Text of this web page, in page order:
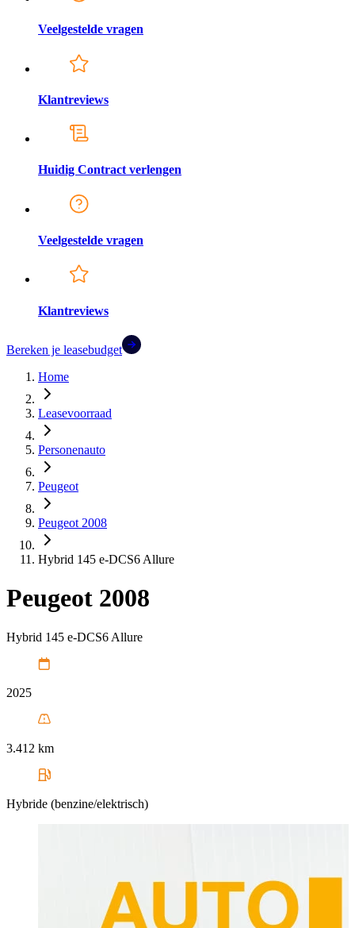
Veelgestelde vragen
Klantreviews
Huidig Contract verlengen
Veelgestelde vragen
Klantreviews
Bereken je leasebudget
Home
Leasevoorraad
Personenauto
Peugeot
Peugeot 2008
Hybrid 145 e-DCS6 Allure
Peugeot 2008
Hybrid 145 e-DCS6 Allure
2025
3.412 km
Hybride (benzine/elektrisch)